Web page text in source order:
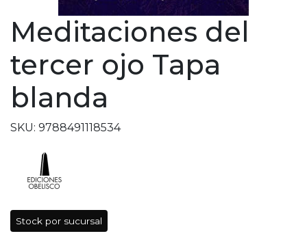
Meditaciones del
tercer ojo Tapa
blanda
SKU: 9788491118534
Stock por sucursal